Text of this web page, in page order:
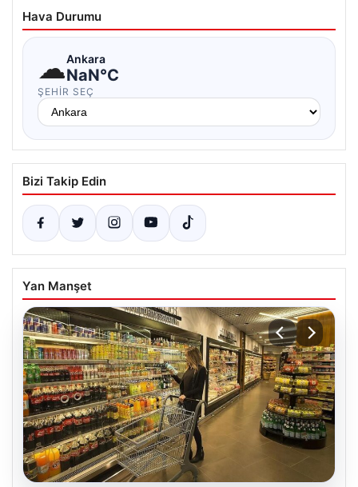
Hava Durumu
☁Ankara
NaN°C
ŞEHIR SEÇ
Bizi Takip Edin
Yan Manşet